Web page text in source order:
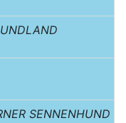
SENNENHUND